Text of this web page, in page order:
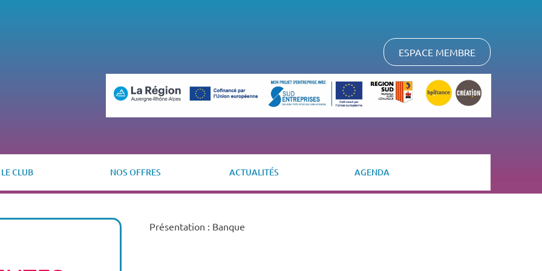
ESPACE MEMBRE
LE CLUB NOS OFFRES ACTUALITÉS AGENDA
Présentation : Banque